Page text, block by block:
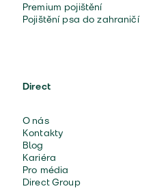
Premium pojištění
Pojištění psa do zahraničí
Direct
O nás
Kontakty
Blog
Kariéra
Pro média
Direct Group